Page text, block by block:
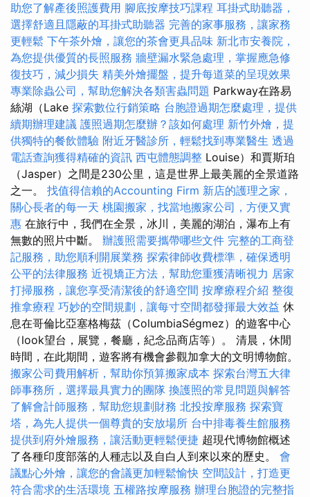
助您了解產後照護費用 腳底按摩技巧課程 耳掛式助聽器，
選擇舒適且隱蔽的耳掛式助聽器 完善的家事服務，讓家務
更輕鬆 下午茶外燴，讓您的茶會更具品味 新北市安養院，
為您提供優質的長照服務 牆壁漏水緊急處理，掌握應急修
復技巧，減少損失 精美外燴擺盤，提升每道菜的呈現效果
專業除蟲公司，幫助您解決各類害蟲問題 Parkway在路易
絲湖（Lake 探索數位行銷策略 台胞證過期怎麼處理，提供
續期辦理建議 護照過期怎麼辦？該如何處理 新竹外燴，提
供獨特的餐飲體驗 附近牙醫診所，輕鬆找到專業醫生 透過
電話查詢獲得精確的資訊 西屯體態調整 Louise）和賈斯珀
（Jasper）之間是230公里，這是世界上最美麗的全景道路
之一。 找值得信賴的Accounting Firm 新店的護理之家，
關心長者的每一天 桃園搬家，找當地搬家公司，方便又實
惠 在旅行中，我們在全景，冰川，美麗的湖泊，瀑布上有
無數的照片中斷。 辦護照需要攜帶哪些文件 完整的工商登
記服務，助您順利開展業務 探索律師收費標準，確保透明
公平的法律服務 近視矯正方法，幫助您重獲清晰視力 居家
打掃服務，讓您享受清潔後的舒適空間 按摩療程介紹 整復
推拿療程 巧妙的空間規劃，讓每寸空間都發揮最大效益 休
息在哥倫比亞塞格梅茲（ColumbiaSégmez）的遊客中心
（look望台，展覽，餐廳，紀念品商店等）。 清晨，休閒
時間，在此期間，遊客將有機會參觀加拿大的文明博物館。
搬家公司費用解析，幫助你預算搬家成本 探索台灣五大律
師事務所，選擇最具實力的團隊 換護照的常見問題與解答
了解會計師服務，幫助您規劃財務 北投按摩服務 探索寶
塔，為先人提供一個尊貴的安放場所 台中排毒養生館服務
提供到府外燴服務，讓活動更輕鬆便捷 超現代博物館概述
了各種印度部落的人種志以及自白人到來以來的歷史。 會
議點心外燴，讓您的會議更加輕鬆愉快 空間設計，打造更
符合需求的生活環境 五權路按摩服務 辦理台胞證的完整指